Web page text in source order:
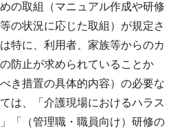
の取組（マニュアル作成や研修
の状況に応じた取組）が規定さ
特に、利用者、家族等からのカ
防止が求められていることか
き措置の具体的内容）の必要な
は、「介護現場におけるハラス
「（管理職・職員向け）研修の